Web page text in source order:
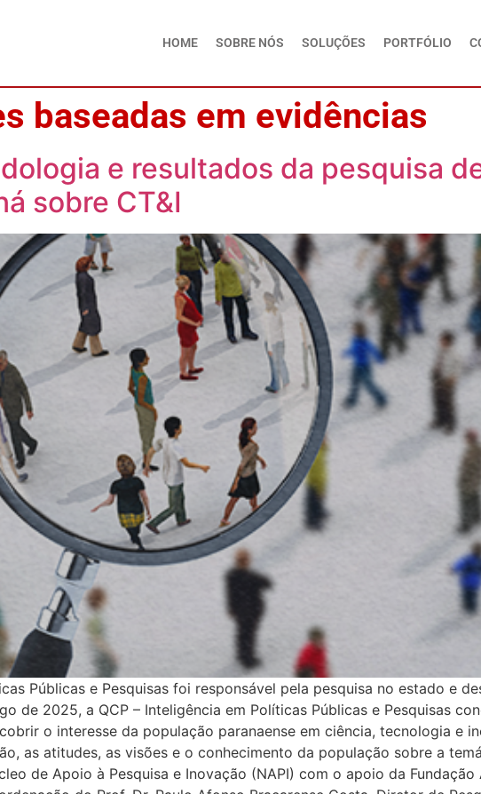
HOME SOBRE NÓS SOLUÇÕES PORTFÓLIO
baseadas em evidências
e resultados da pesquisa
sobre CT&I
Públicas e Pesquisas foi responsável pela pesquisa no estado e
de 2025, a QCP – Inteligência em Políticas Públicas e Pesquisas
o interesse da população paranaense em ciência, tecnologia e
as atitudes, as visões e o conhecimento da população sobre a
de Apoio à Pesquisa e Inovação (NAPI) com o apoio da